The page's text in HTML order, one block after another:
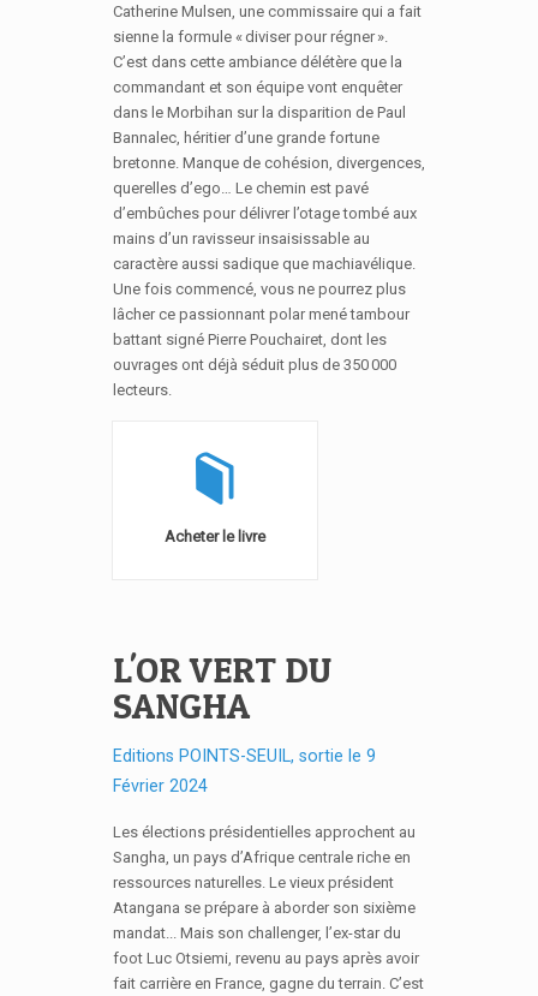
Catherine Mulsen, une commissaire qui a fait
sienne la formule « diviser pour régner ».
C’est dans cette ambiance délétère que la
commandant et son équipe vont enquêter
dans le Morbihan sur la disparition de Paul
Bannalec, héritier d’une grande fortune
bretonne. Manque de cohésion, divergences,
querelles d’ego… Le chemin est pavé
d’embûches pour délivrer l’otage tombé aux
mains d’un ravisseur insaisissable au
caractère aussi sadique que machiavélique.
Une fois commencé, vous ne pourrez plus
lâcher ce passionnant polar mené tambour
battant signé Pierre Pouchairet, dont les
ouvrages ont déjà séduit plus de 350 000
lecteurs.
Acheter le livre
L'OR VERT DU
SANGHA
Editions POINTS-SEUIL, sortie le 9
Février 2024
Les élections présidentielles approchent au
Sangha, un pays d’Afrique centrale riche en
ressources naturelles. Le vieux président
Atangana se prépare à aborder son sixième
mandat... Mais son challenger, l’ex-star du
foot Luc Otsiemi, revenu au pays après avoir
fait carrière en France, gagne du terrain. C’est